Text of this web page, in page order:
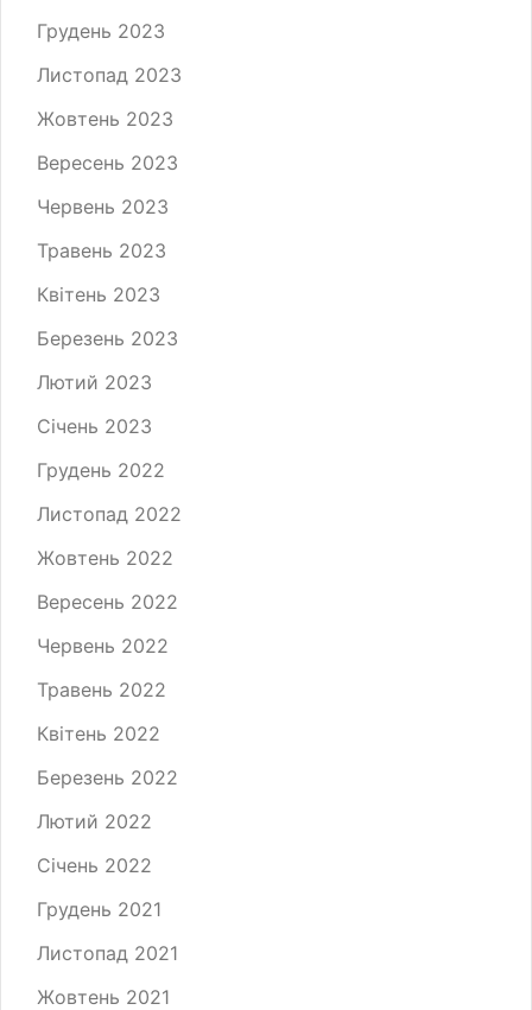
Грудень 2023
Листопад 2023
Жовтень 2023
Вересень 2023
Червень 2023
Травень 2023
Квітень 2023
Березень 2023
Лютий 2023
Січень 2023
Грудень 2022
Листопад 2022
Жовтень 2022
Вересень 2022
Червень 2022
Травень 2022
Квітень 2022
Березень 2022
Лютий 2022
Січень 2022
Грудень 2021
Листопад 2021
Жовтень 2021